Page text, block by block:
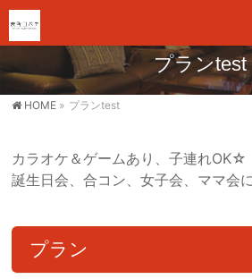
プランtest
HOME » プランtest
カラオケ＆ゲームあり、子連れOK☆
誕生日会、合コン、女子会、ママ会
プラン